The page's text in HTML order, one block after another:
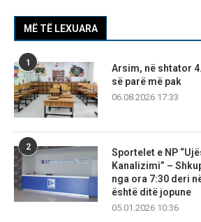
MË TË LEXUARA
1
Arsim, në shtator
së parë më pak
06.08.2026 17:33
2
Sportelet e NP
Kanalizimi” –
nga ora 7:30 deri
është ditë jopune
05.01.2026 10:36